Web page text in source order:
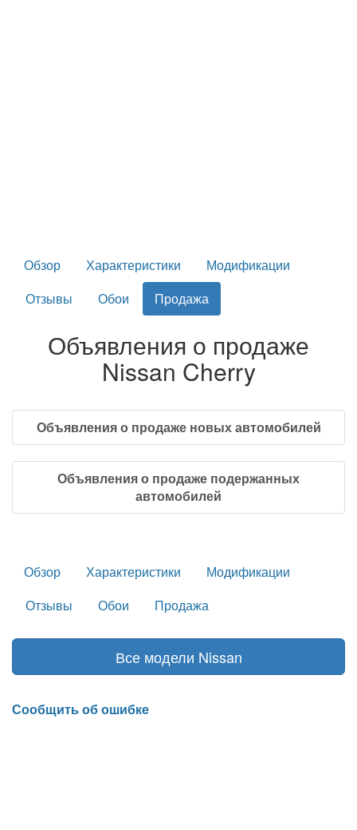
Обзор Характеристики
Модификации
Отзывы
Обои Продажа
Объявления о продаже
Nissan Cherry
Объявления о продаже новых автомобилей
Объявления о продаже подержанных
автомобилей
Обзор Характеристики
Модификации
Отзывы
Обои Продажа
Все модели Nissan
Сообщить об ошибке